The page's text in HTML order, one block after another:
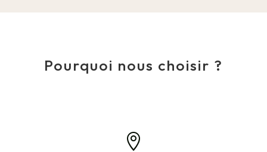
Pourquoi nous choisir ?
